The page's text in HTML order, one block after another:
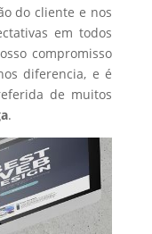
do cliente e nos
em todos
compromisso
diferencia, e é
de muitos
.